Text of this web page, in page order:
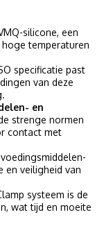
silicone, een
temperaturen
specificatie past
van deze
en
strenge normen
contact met
en veiligheid van
systeem is de
wat tijd en moeite